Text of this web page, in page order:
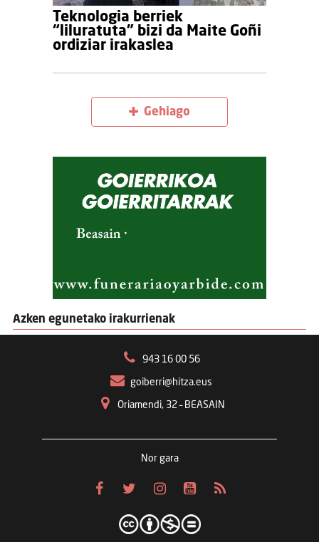
Teknologia berriek
“liluratuta” bizi da Maite Goñi
ordiziar irakaslea
Gehiago
Azken egunetako irakurrienak
943 16 00 56
goiberri@hitza.eus
Oriamendi, 32 – BEASAIN
Nor gara